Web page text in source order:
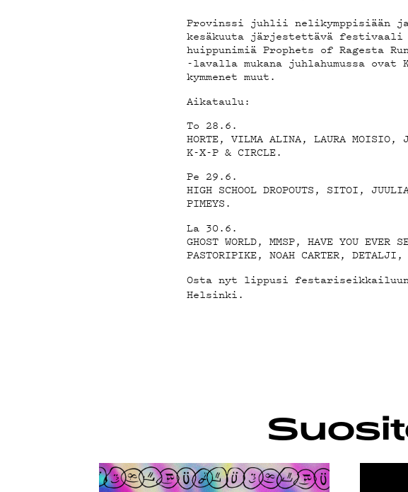
G
Provinssi juhlii nelikymppisiään
kesäkuuta järjestettävä festivaali
huippunimiä Prophets of Ragesta
-lavalla mukana juhlahumussa
kymmenet muut.
Aikataulu:
To 28.6.
HORTE, VILMA ALINA, LAURA MOISIO,
K-X-P & CIRCLE.
Pe 29.6.
HIGH SCHOOL DROPOUTS, SITOI,
PIMEYS.
La 30.6.
GHOST WORLD, MMSP, HAVE YOU EVER
PASTORIPIKE, NOAH CARTER,
Osta nyt lippusi
Helsinki.